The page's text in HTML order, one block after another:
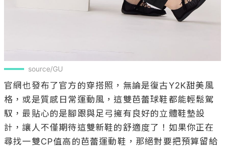
source/GU
官網也發布了官方的穿搭照，無論是復古Y2K甜美風
格，或是質感日常運動風，這雙芭蕾球鞋都能輕鬆駕
馭，最貼心的是腳跟與足弓擁有良好的立體鞋墊設
計，讓人不僅期待這雙新鞋的舒適度了！如果你正在
尋找一雙CP值高的芭蕾運動鞋，那絕對要把預算留給